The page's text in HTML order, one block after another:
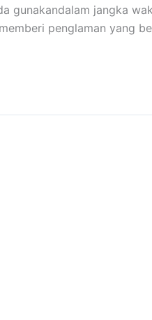
gunakandalam jangka
penglaman yang